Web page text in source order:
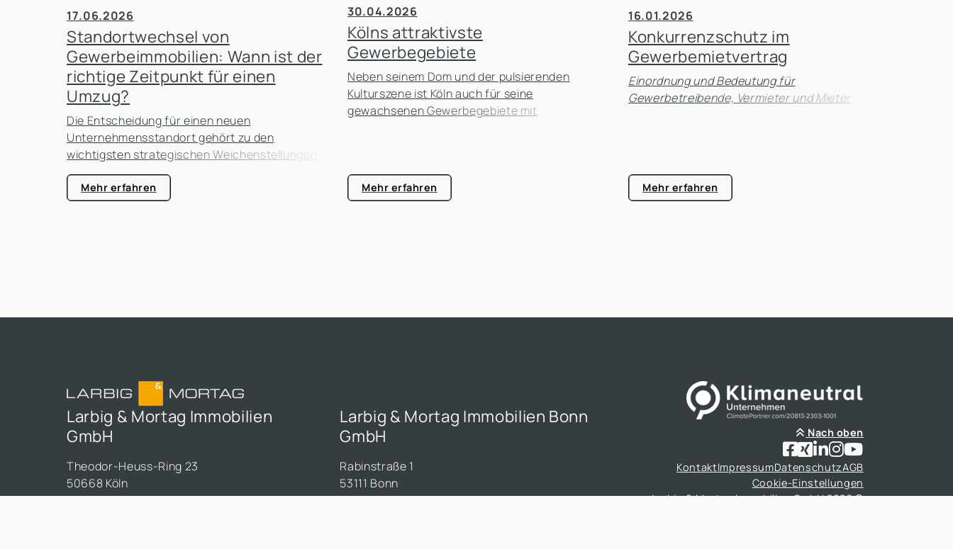
17.06.2026
Standortwechsel von
Gewerbeimmobilien: Wann ist der
richtige Zeitpunkt für einen
Umzug?
Die Entscheidung für einen neuen
Unternehmensstandort gehört zu den
wichtigsten strategischen Weichenstellungen
eines Unternehmens. Ob Büro, Praxis, Laden,
Gastronomie, Lagerhalle oder
Produktionsfläche: Der Standort beeinflusst
Auswirkungen ausreichend zu analysieren.
Mehr erfahren
30.04.2026
Kölns attraktivste
Gewerbegebiete
Neben seinem Dom und der pulsierenden
Kulturszene ist Köln auch für seine
gewachsenen Gewerbegebiete mit
Mehr erfahren
16.01.2026
Konkurrenzschutz im
Gewerbemietvertrag
Einordnung und Bedeutung für
Gewerbetreibende, Vermieter und Mieter
Mehr erfahren
Larbig & Mortag Immobilien
GmbH
Theodor-Heuss-Ring 23
50668 Köln
Larbig & Mortag Immobilien Bonn
GmbH
Rabinstraße 1
53111 Bonn
Nach oben
KontaktImpressumDatenschutzAGB
Cookie-Einstellungen
Larbig & Mortag Immobilien GmbH 2026